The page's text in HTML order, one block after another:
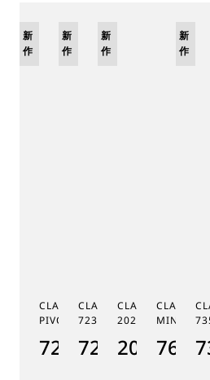
CLASSIQUE RÉGULATEUR À
PIVOT MAGNÉTIQUE 7225
7225BH/0H/9V6
新
作
CLASSIQUE PHASE DE
7235
7235BH/0H/
新
作
CLASSIQUE
2025
2025BH/
新
作
MINUTES
新
作